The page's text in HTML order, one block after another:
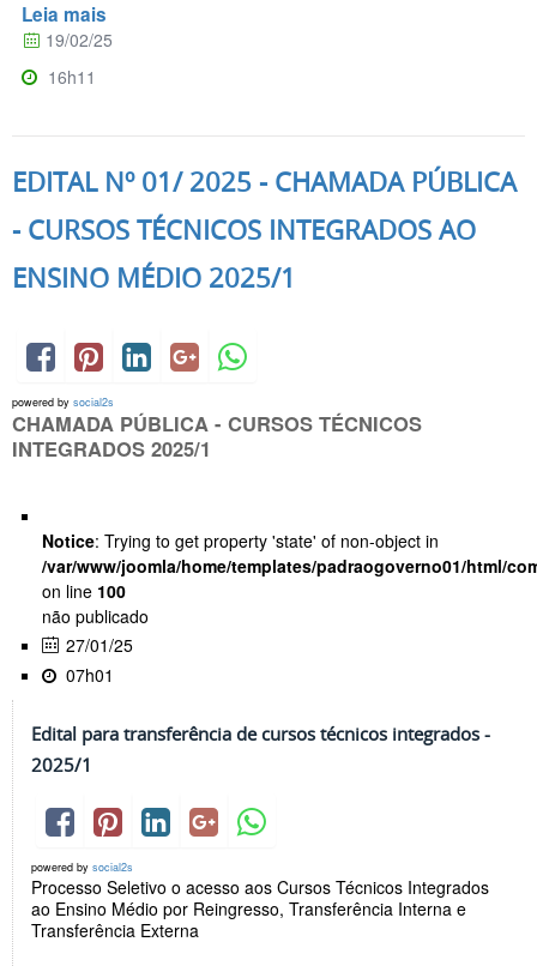
Leia mais
19/02/25
16h11
EDITAL Nº 01/ 2025 - CHAMADA PÚBLICA
- CURSOS TÉCNICOS INTEGRADOS AO
ENSINO MÉDIO 2025/1
powered by social2s
CHAMADA PÚBLICA - CURSOS TÉCNICOS
INTEGRADOS 2025/1
Notice: Trying to get property 'state' of non-object in
/var/www/joomla/home/templates/padraogoverno01/html/
on line 100
não publicado
27/01/25
07h01
Edital para transferência de cursos técnicos integrados -
2025/1
powered by social2s
Processo Seletivo o acesso aos Cursos Técnicos Integrados
ao Ensino Médio por Reingresso, Transferência Interna e
Transferência Externa